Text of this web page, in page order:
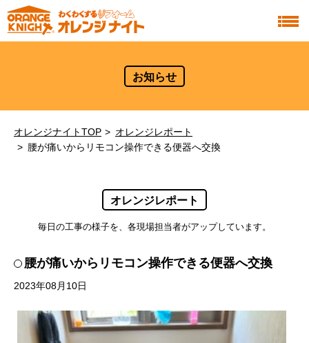
お知らせ
オレンジナイトTOP
オレンジレポート
腰が痛いからリモコン操作できる便器へ交換
オレンジレポート
毎日の工事の様子を、各現場担当者がアップしています。
腰が痛いからリモコン操作できる便器へ交換
2023年08月10日